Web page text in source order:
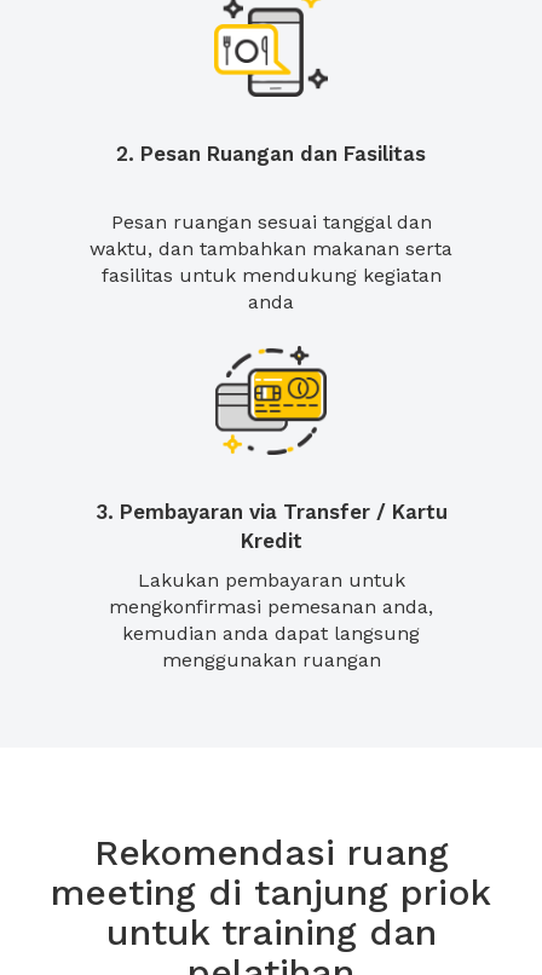
2. Pesan Ruangan dan Fasilitas
Pesan ruangan sesuai tanggal dan
waktu, dan tambahkan makanan serta
fasilitas untuk mendukung kegiatan
anda
3. Pembayaran via Transfer / Kartu
Kredit
Lakukan pembayaran untuk
mengkonfirmasi pemesanan anda,
kemudian anda dapat langsung
menggunakan ruangan
Rekomendasi ruang
meeting di tanjung priok
untuk training dan